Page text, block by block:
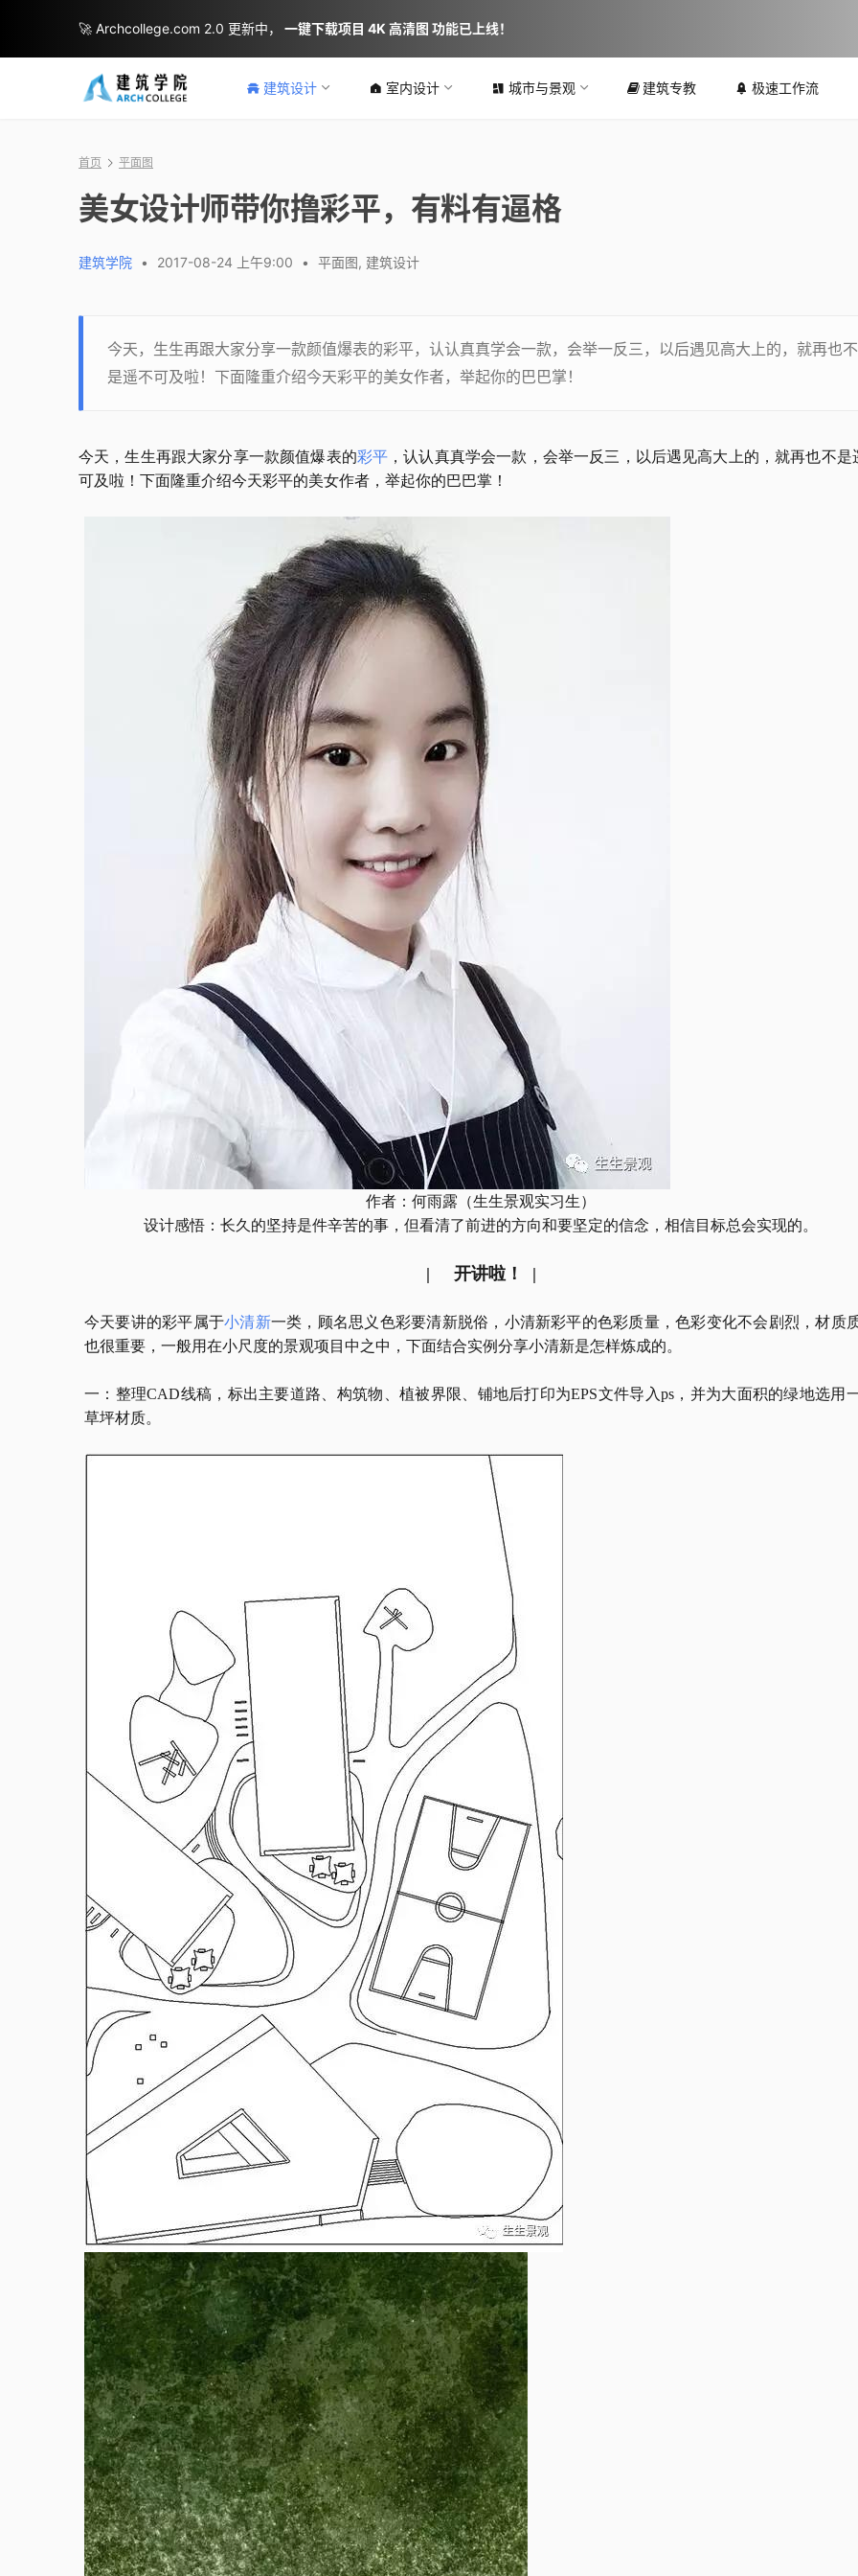
建筑设计 室内设计 城市与景观 建筑专教 极速工作流
首页 平面图
美女设计师带你撸彩平，有料有逼格
建筑学院 • 2017-08-24 上午9:00 • 平面图, 建筑设计
今天，生生再跟大家分享一款颜值爆表的彩平，认认真真学会一款，会举一反三，以后遇见高大上的，就再也不
是遥不可及啦！下面隆重介绍今天彩平的美女作者，举起你的巴巴掌！
今天，生生再跟大家分享一款颜值爆表的彩平 ，认认真真学会一款，会举一反三，以后遇见高大上的，就再也不是
可及啦！下面隆重介绍今天彩平的美女作者，举起你的巴巴掌！
作者：何雨露（生生景观实习生）
设计感悟：长久的坚持是件辛苦的事，但看清了前进的方向和要坚定的信念，相信目标总会实现的。
|     开讲啦！  |
今天要讲的彩平属于小清新一类，顾名思义色彩要清新脱俗，小清新彩平的色彩质量，色彩变化不会剧烈，材质
也很重要，一般用在小尺度的景观项目中之中，下面结合实例分享小清新是怎样炼成的。
一：整理CAD线稿，标出主要道路、构筑物、植被界限、铺地后打印为EPS文件导入ps，并为大面积的绿地选用
草坪材质。
🚀 Archcollege.com 2.0 更新中， 一键下载项目 4K 高清图 功能已上线！